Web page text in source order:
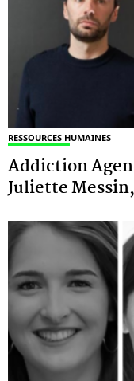
RESSOURCES HUMAINES
Addiction
Juliette